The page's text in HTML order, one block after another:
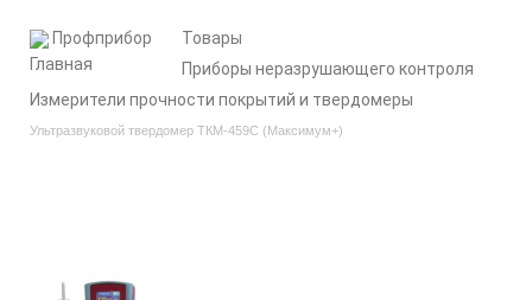
Профприбор
Товары
Приборы неразрушающего контроля
Измерители прочности покрытий и твердомеры
Ультразвуковой твердомер ТКМ-459С (Максимум+)